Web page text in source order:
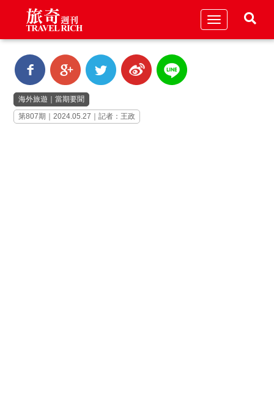
Toggle
海外旅遊 ｜當期要聞
第807期｜2024.05.27｜記者：王政